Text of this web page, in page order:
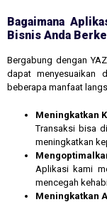
Bagaimana
Bisnis Anda
Bergabung dengan
dapat menyesuaikan
beberapa manfaat
Meningkatkan
Transaksi bisa
meningkatkan
Aplikasi kami
mencegah
Meningkatkan